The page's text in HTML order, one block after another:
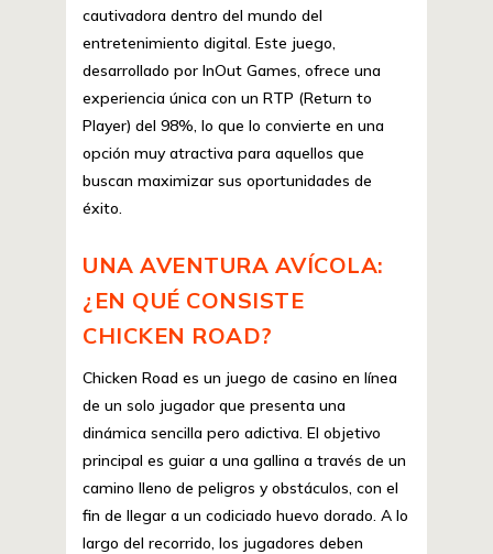
cautivadora dentro del mundo del
entretenimiento digital. Este juego,
desarrollado por InOut Games, ofrece una
experiencia única con un RTP (Return to
Player) del 98%, lo que lo convierte en una
opción muy atractiva para aquellos que
buscan maximizar sus oportunidades de
éxito.
UNA AVENTURA AVÍCOLA:
¿EN QUÉ CONSISTE
CHICKEN ROAD?
Chicken Road es un juego de casino en línea
de un solo jugador que presenta una
dinámica sencilla pero adictiva. El objetivo
principal es guiar a una gallina a través de un
camino lleno de peligros y obstáculos, con el
fin de llegar a un codiciado huevo dorado. A lo
largo del recorrido, los jugadores deben